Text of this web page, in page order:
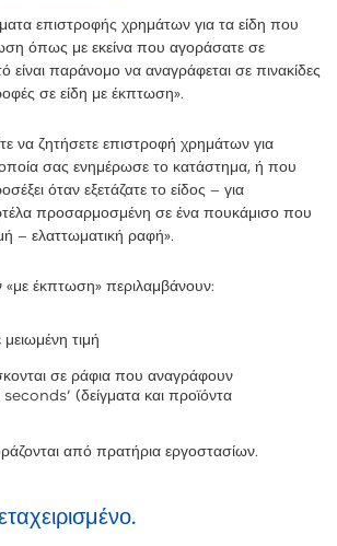
επιστροφής χρημάτων για τα είδη που
όπως με εκείνα που αγοράσατε σε
είναι παράνομο να αναγράφεται σε πινακίδες
σε είδη με έκπτωση».
να ζητήσετε επιστροφή χρημάτων για
σας ενημέρωσε το κατάστημα, ή που
όταν εξετάζατε το είδος – για
προσαρμοσμένη σε ένα πουκάμισο που
– ελαττωματική ραφή».
«με έκπτωση» περιλαμβάνουν:
μειωμένη τιμή
σε ράφια που αναγράφουν
(δείγματα και προϊόντα
από πρατήρια εργοστασίων.